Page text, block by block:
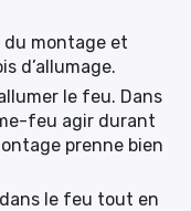
montage et
d’allumage.
le feu. Dans
feu agir durant
prenne bien
le feu tout en